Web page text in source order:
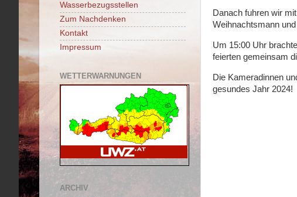
Danach fuhren wir
Weihnachtsmann
Um 15:00 Uhr
feierten gemeinsam
Die Kameradinnen
gesundes Jahr 2024!
Wasserbezugsstellen
Zum Nachdenken
Kontakt
Impressum
WETTERWARNUNGEN
ARCHIV